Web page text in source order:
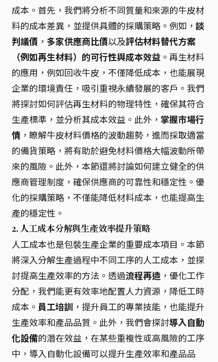
成本。首先，我們將分析不同質量和來源的牛皮材
料的成本差異，並提供具體的採購策略。例如， 談
判議價 ， 多家供應商比價以及評估材料替代方案
（例如再生材料）的可行性與成本效益 。再生材料
的應用，例如回收牛皮，不僅降低成本，也能展現
企業的環境責任，吸引重視永續發展的客戶。我們
將探討如何評估再生材料的物理特性，確保其符合
生產標準，並分析其成本效益。此外， 掌握市場行
情 ，瞭解牛皮材料價格的波動趨勢，進而採取適當
的備貨策略，將有助於避免材料價格大幅波動所帶
來的風險。此外，本節還將討論如何建立健全的供
應商管理制度，確保供應商的可靠性和穩定性。優
化的採購策略，不僅能降低材料成本，也能提高生
產的穩定性。
2. 人工成本分解與生產效率提升策略
人工成本也是包裝生產企業的重要成本項目。本節
將深入分解生產過程中不同工序的人工成本，並探
討提高生產效率的方法。透過流程再造 ，優化工作
分配，我們能更有效率地配置人力資源，降低工時
成本。 員工培訓 ，提升員工的專業技能，也能提升
生產效率和產品品質。此外，我們會探討導入自動
化設備的潛在效益，在某些重複性或高風險的工序
中，導入自動化設備可以提升生產效率和產品品